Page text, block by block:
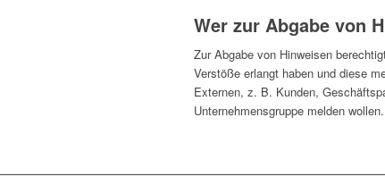
Wer zur Abgabe von
Zur Abgabe von Hinweisen
Verstöße erlangt haben und diese
Externen, z. B. Kunden,
Unternehmensgruppe melden wollen.